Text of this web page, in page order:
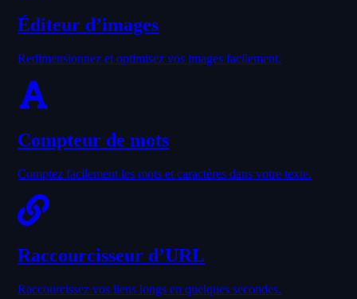
Éditeur d’images
Redimensionnez et optimisez vos images facilement.
Compteur de mots
Comptez facilement les mots et caractères dans votre texte.
Raccourcisseur d’URL
Raccourcissez vos liens longs en quelques secondes.